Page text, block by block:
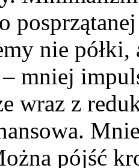
nie półki,
mniej
wraz z
pójść